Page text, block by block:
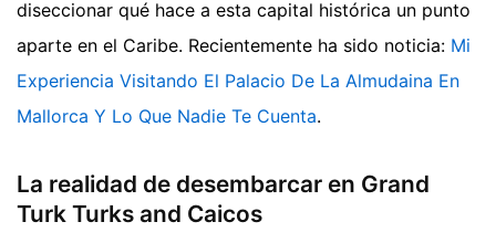
diseccionar qué hace a esta capital histórica un punto
aparte en el Caribe. Recientemente ha sido noticia: Mi
Experiencia Visitando El Palacio De La Almudaina En
Mallorca Y Lo Que Nadie Te Cuenta.
La realidad de desembarcar en Grand
Turk Turks and Caicos